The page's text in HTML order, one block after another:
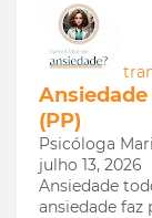
(PP)
Psicóloga
julho 13, 2026
Ansiedade
ansiedade faz